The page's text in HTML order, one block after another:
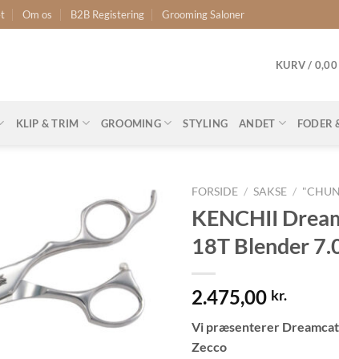
Om os B2B Registering Grooming Saloner
KURV / 0,00
KLIP & TRIM GROOMING STYLING ANDET FODER
FORSIDE / SAKSE /
KENCHII
18T Blender
2.475,00 kr.
Vi præsenterer
Zecco